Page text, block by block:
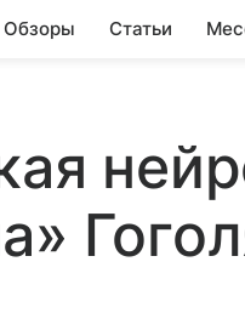
Обзоры Статьи